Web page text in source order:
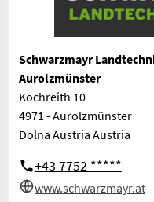
Schwarzmayr
Aurolzmünster
Kochreith 10
4971 - Aurolzmünster
Dolna Austria Austria
+43 7752 *****
www.schwarzmayr.at